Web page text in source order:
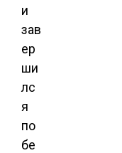
и
зав
ер
ши
лс
я
по
бе